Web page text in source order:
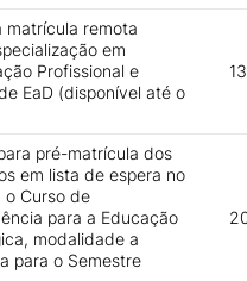
matrícula remota
em
Profissional e
EaD (disponível até o
pré-matrícula dos
em lista de espera no
o Curso de
para a Educação
modalidade a
para o Semestre